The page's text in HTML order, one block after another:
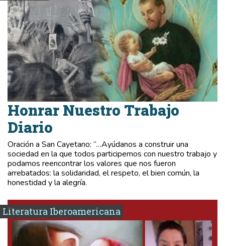
Honrar Nuestro Trabajo
Diario
Oración a San Cayetano: “…Ayúdanos a construir una
sociedad en la que todos participemos con nuestro trabajo y
podamos reencontrar los valores que nos fueron
arrebatados: la solidaridad, el respeto, el bien común, la
honestidad y la alegría.
Literatura Iberoamericana